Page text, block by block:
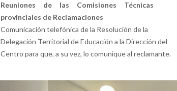
Reuniones de las Comisiones Técnicas
provinciales de Reclamaciones
Comunicación telefónica de la Resolución de la
Delegación Territorial de Educación a la Dirección del
Centro para que, a su vez, lo comunique al reclamante.